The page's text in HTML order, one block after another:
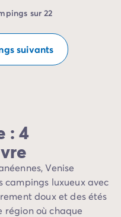
sur 22
suivants
: 4
Venise
campings luxueux avec
doux et des étés
région où chaque